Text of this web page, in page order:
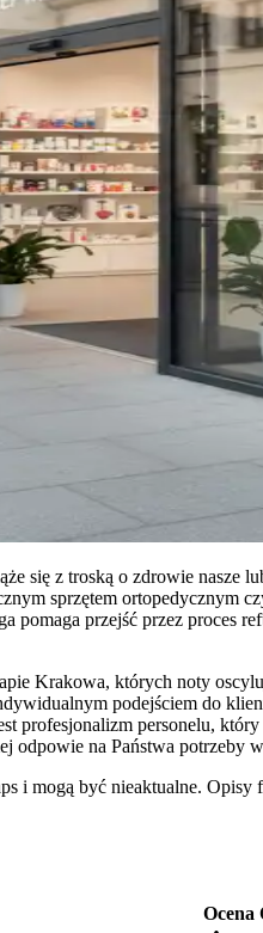
się z troską o zdrowie
sprzętem ortopedycznym
pomaga przejść przez
Krakowa, których noty
podejściem do
profesjonalizm personelu,
odpowie na Państwa potrzeby
i mogą być nieaktualne.
Ocena